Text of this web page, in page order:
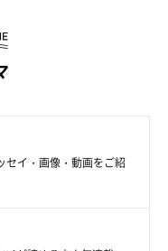
セイ・画像・動画をご紹